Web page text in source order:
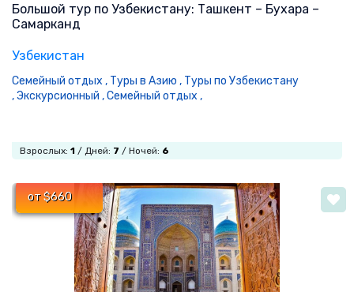
Большой тур по Узбекистану: Ташкент – Бухара –
Самарканд
Узбекистан
Семейный отдых , Туры в Азию , Туры по Узбекистану
,Экскурсионный ,Семейный отдых ,
Взрослых: 1 / Дней: 7 / Ночей: 6
от $660